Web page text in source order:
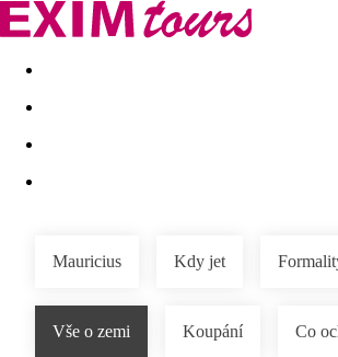
Akční nabídky Last minute
Mauricius Kdy jet
Vše o zemi Koupání Co